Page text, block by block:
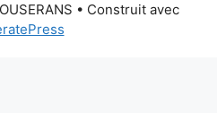
• Construit avec